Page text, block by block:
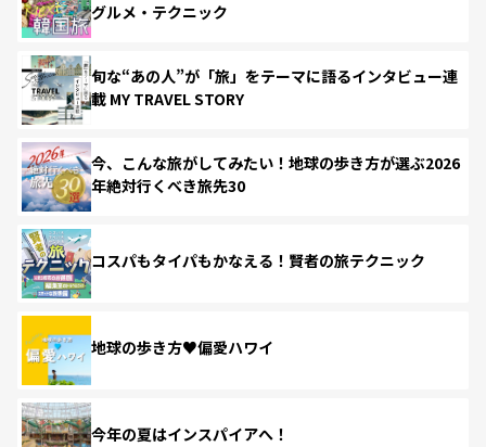
グルメ・テクニック
旬な“あの人”が「旅」をテーマに語るインタビュー連
載 MY TRAVEL STORY
今、こんな旅がしてみたい！地球の歩き方が選ぶ2026
年絶対行くべき旅先30
コスパもタイパもかなえる！賢者の旅テクニック
地球の歩き方♥偏愛ハワイ
今年の夏はインスパイアへ！